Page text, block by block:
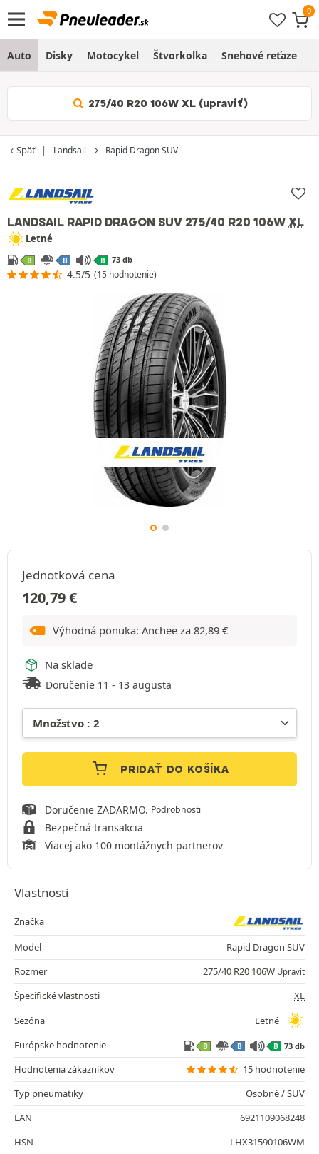
Auto Disky Motocykel Štvorkolka Snehové reťaze
275/40 R20 106W XL (upraviť)
Späť Landsail Rapid Dragon SUV
LANDSAIL RAPID DRAGON SUV 275/40 R20 106W XL
Letné
B B B 73 db
4.5/5 (15 hodnotenie)
Jednotková cena
120,79€
Výhodná ponuka: Anchee za 82,89 €
Na sklade
Doručenie 11 - 13 augusta
PRIDAŤ DO KOŠÍKA
Doručenie ZADARMO. Podrobnosti
Bezpečná transakcia
Viacej ako 100 montážnych partnerov
Vlastnosti
Značka
Model
Rapid Dragon SUV
Rozmer
275/40 R20 106W Upraviť
Špecifické vlastnosti
XL
Sezóna
Letné
Európske hodnotenie
B B B 73 db
Hodnotenia zákazníkov
15 hodnotenie
Typ pneumatiky
Osobné / SUV
EAN
6921109068248
HSN
LHX31590106WM